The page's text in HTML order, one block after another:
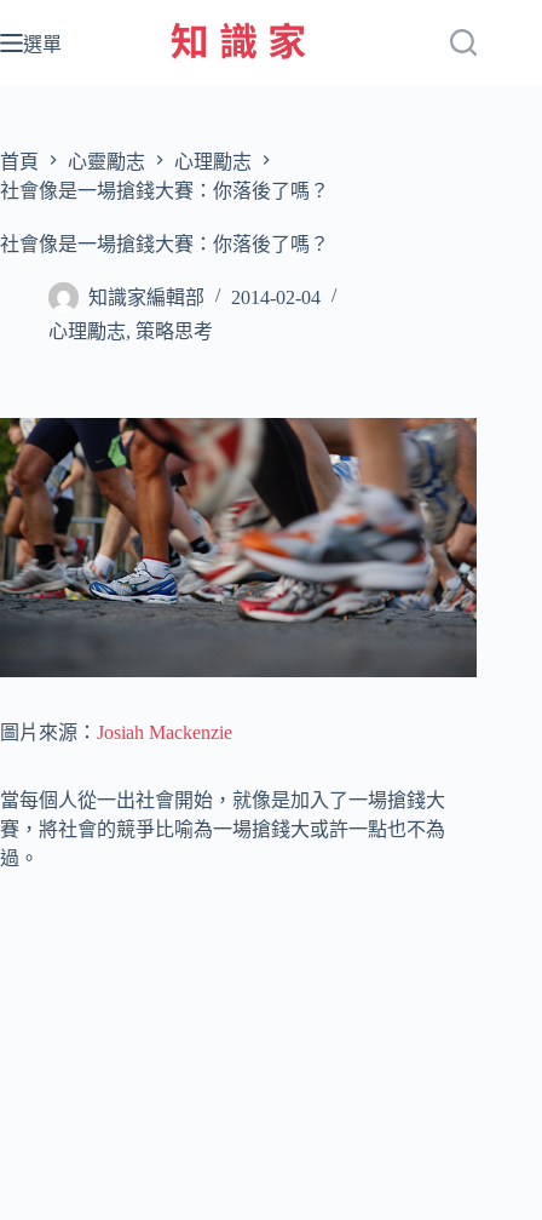
至
容
選單
首頁 心靈勵志
心理勵志
社會像是一場搶錢大賽：你落後了嗎？
社會像是一場搶錢大賽：你落後了嗎？
知識家編輯部
2014-02-04
心理勵志, 策略思考
圖片來源： Josiah Mackenzie
當每個人從一出社會開始，就像是加入了一場搶錢大
賽，將社會的競爭比喻為一場搶錢大或許一點也不為
過。